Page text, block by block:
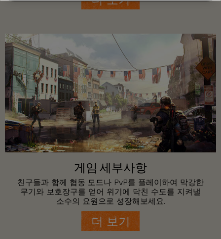
게임 세부사항
친구들과 함께 협동 모드나 PvP를 플레이하여 막강한
무기와 보호장구를 얻어 위기에 닥친 수도를 지켜낼
소수의 요원으로 성장해보세요.
더 보기